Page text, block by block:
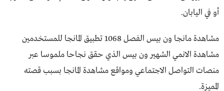
أو في اليابان.
مشاهدة مانجا ون بيس الفصل 1068 تطبيق المانجا للمستخدمين
مشاهدة الانمي الشهير ون بيس الذي حقق نجاحا ملموسا عبر
منصات التواصل الاجتماعي ومواقع مشاهدة المانجا بسبب قصته
المميزة.